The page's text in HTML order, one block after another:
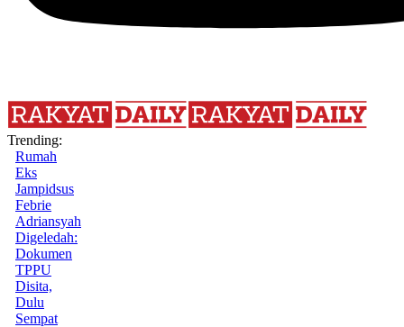
Trending:
Rumah
Eks
Jampidsus
Febrie
Adriansyah
Digeledah:
Dokumen
TPPU
Disita,
Dulu
Sempat